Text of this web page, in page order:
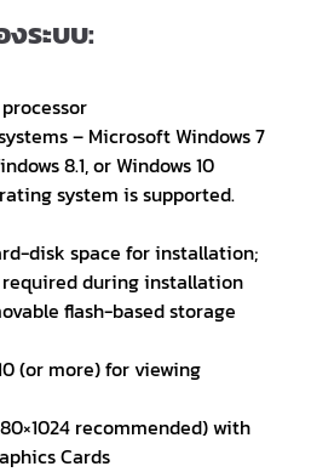
ระบบ:
– Microsoft Windows 7
8.1, or Windows 10
system is supported.
disk space for installation;
during installation
flash-based storage
(or more) for viewing
recommended) with
Cards